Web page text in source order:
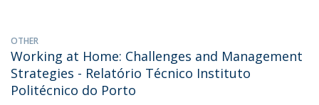
OTHER
Working at Home: Challenges and Management
Strategies - Relatório Técnico Instituto
Politécnico do Porto